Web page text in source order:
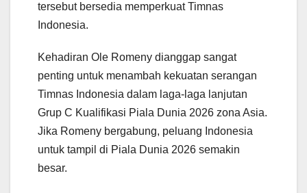
tersebut bersedia memperkuat Timnas
Indonesia.
Kehadiran Ole Romeny dianggap sangat
penting untuk menambah kekuatan serangan
Timnas Indonesia dalam laga-laga lanjutan
Grup C Kualifikasi Piala Dunia 2026 zona Asia.
Jika Romeny bergabung, peluang Indonesia
untuk tampil di Piala Dunia 2026 semakin
besar.